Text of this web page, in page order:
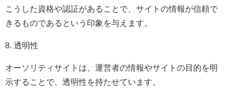
こうした資格や認証があることで、サイトの情報が信頼で
きるものであるという印象を与えます。
8. 透明性
オーソリティサイトは、運営者の情報やサイトの目的を明
示することで、透明性を持たせています。